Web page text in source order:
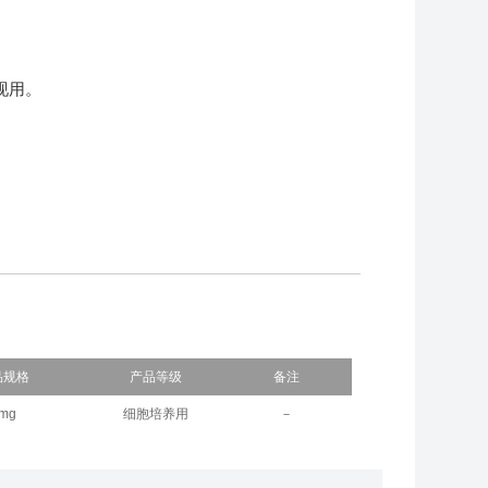
。
规格 产品等级 备注
细胞培养用 －